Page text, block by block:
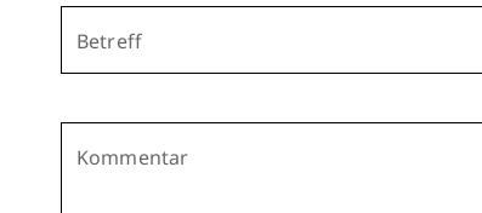
Betreff
Kommentar